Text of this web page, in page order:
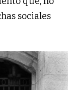
sociales